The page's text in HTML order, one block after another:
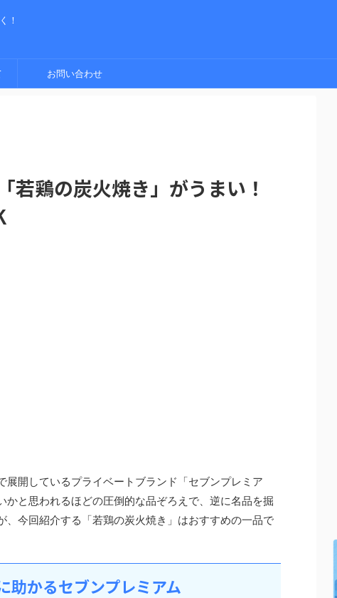
！
お問い合わせ
若鶏の炭火焼き」がうまい！
展開しているプライベートブランド「セブンプレミア
かと思われるほどの圧倒的な品ぞろえで、逆に名品を掘
、今回紹介する「若鶏の炭火焼き」はおすすめの一品で
助かるセブンプレミアム